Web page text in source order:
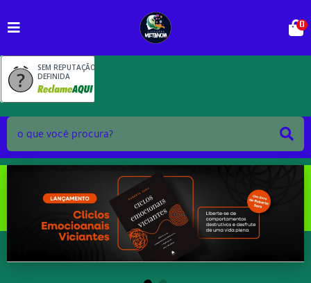
SEM REPUTAÇÃO
DEFINIDA
0